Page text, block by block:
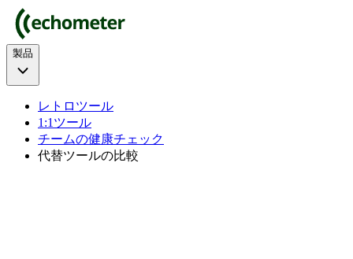
製品
レトロツール
1:1ツール
チームの健康チェック
代替ツールの比較